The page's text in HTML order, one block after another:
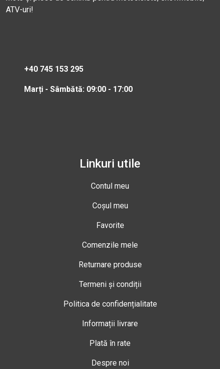
ATV-uri!
+40 745 153 295
Marți - Sâmbătă: 09:00 - 17:00
Linkuri utile
Contul meu
Coșul meu
Favorite
Comenzile mele
Returnare produse
Termeni și condiții
Politica de confidențialitate
Informații livrare
Plată în rate
Despre noi